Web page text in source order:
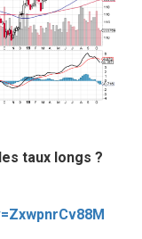
taux longs ?